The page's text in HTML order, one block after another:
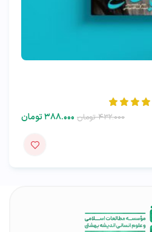
۴۳۲.۰۰۰ تومان ۳۸۸.۰۰۰تومان